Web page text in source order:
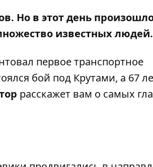
Но в этот день
известных людей.
первое транспортное
бой под Крутами, а 67
расскажет вам о самых